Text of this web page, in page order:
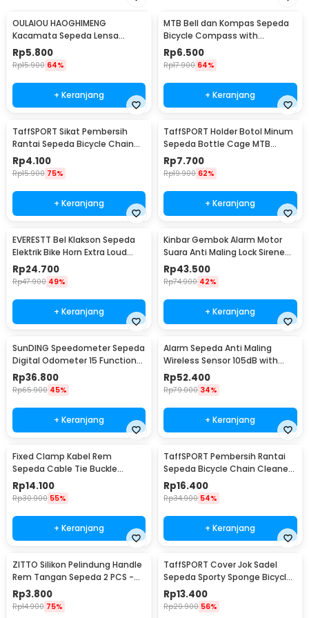
OULAIOU HAOGHIMENG
Kacamata Sepeda Lensa
Mercury Cycling Outdoor Sport
- 3015
Rp5.800
Rp15.900 64%
+ Keranjang
MTB Bell dan Kompas Sepeda
Bicycle Compass with
Trumpet Bell Aluminium -
R2194
Rp6.500
Rp17.900 64%
+ Keranjang
TaffSPORT Sikat Pembersih
Rantai Sepeda Bicycle Chain
Cleaning Brush - YQ012
Rp4.100
Rp15.900 75%
+ Keranjang
TaffSPORT Holder Botol Minum
Sepeda Bottle Cage MTB
Adjustable - TMD05B
Rp7.700
Rp19.900 62%
+ Keranjang
EVERESTT Bel Klakson Sepeda
Elektrik Bike Horn Extra Loud
95dB - SB-205
Rp24.700
Rp47.900 49%
+ Keranjang
Kinbar Gembok Alarm Motor
Suara Anti Maling Lock Sirene
10mm - GA14
Rp43.500
Rp74.900 42%
+ Keranjang
SunDING Speedometer Sepeda
Digital Odometer 15 Function
LCD Display - SD-548B
Rp36.800
Rp65.900 45%
+ Keranjang
Alarm Sepeda Anti Maling
Wireless Sensor 105dB with
Remote Control - TE-168
Rp52.400
Rp79.000 34%
+ Keranjang
Fixed Clamp Kabel Rem
Sepeda Cable Tie Buckle
Organizer 5 PCS
Rp14.100
Rp30.900 55%
+ Keranjang
TaffSPORT Pembersih Rantai
Sepeda Bicycle Chain Cleaner
Scrubber - YHW10-258
Rp16.400
Rp34.900 54%
+ Keranjang
ZITTO Silikon Pelindung Handle
Rem Tangan Sepeda 2 PCS -
M187
Rp3.800
Rp14.900 75%
TaffSPORT Cover Jok Sadel
Sepeda Sporty Sponge Bicycle
Seat Universal - HM847
Rp13.400
Rp29.900 56%